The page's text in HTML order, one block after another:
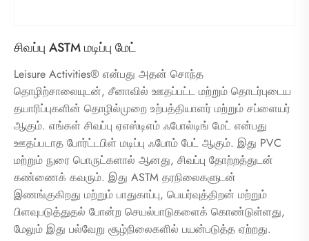
சிவப்பு ASTM மடிப்பு மேட்
Leisure Activities® என்பது அதன் சொந்த
தொழிற்சாலையுடன், சீனாவில் ஊதப்பட்ட மற்றும் தொடர்புடைய
தயாரிப்புகளின் தொழில்முறை உற்பத்தியாளர் மற்றும் சப்ளையர்
ஆகும். எங்கள் சிவப்பு ஏஎஸ்டிஎம் ஃபோல்டிங் மேட் என்பது
ஊதப்படாத போர்ட்டபிள் மடிப்பு ஃபோம் பேட் ஆகும். இது PVC
மற்றும் நுரை பொருட்களால் ஆனது, சிவப்பு தோற்றத்துடன்
கண்ணைக் கவரும். இது ASTM தரநிலைகளுடன்
இணங்குகிறது மற்றும் பாதுகாப்பு, பெயர்வுத்திறன் மற்றும்
பிளவுபடுத்துதல் போன்ற செயல்பாடுகளைக் கொண்டுள்ளது,
மேலும் இது பல்வேறு சூழ்நிலைகளில் பயன்படுத்த ஏற்றது.